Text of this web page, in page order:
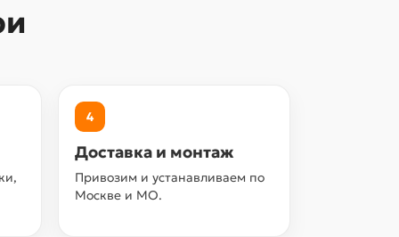
4
Доставка и монтаж
Привозим и устанавливаем по
Москве и МО.